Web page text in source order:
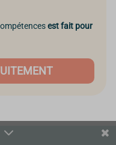
ton propre choix.
de page.
Tout accepter 🍪
est fait pour